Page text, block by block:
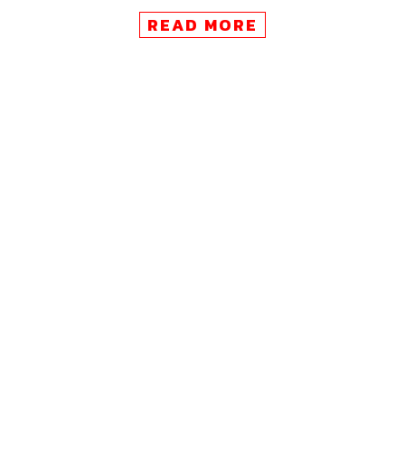
ถ้าหมดวาระแล้วไม่มีใครจำชื่อได้ อย่างน้อยอยากใ
ห้คนจำผลงานอะไร
READ MORE